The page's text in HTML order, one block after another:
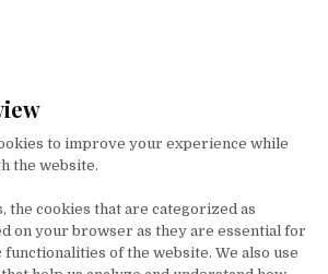
to improve your experience while
the website.
the cookies that are categorized as
on your browser as they are essential for
of the website. We also use